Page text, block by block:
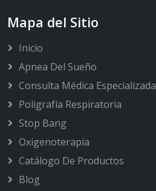
Mapa del Sitio
Inicio
Apnea Del Sueño
Consulta Médica Especializada
Poligrafía Respiratoria
Stop Bang
Oxigenoterapia
Catálogo De Productos
Blog